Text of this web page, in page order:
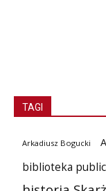
TAGI
Arkadiusz Bogucki
biblioteka